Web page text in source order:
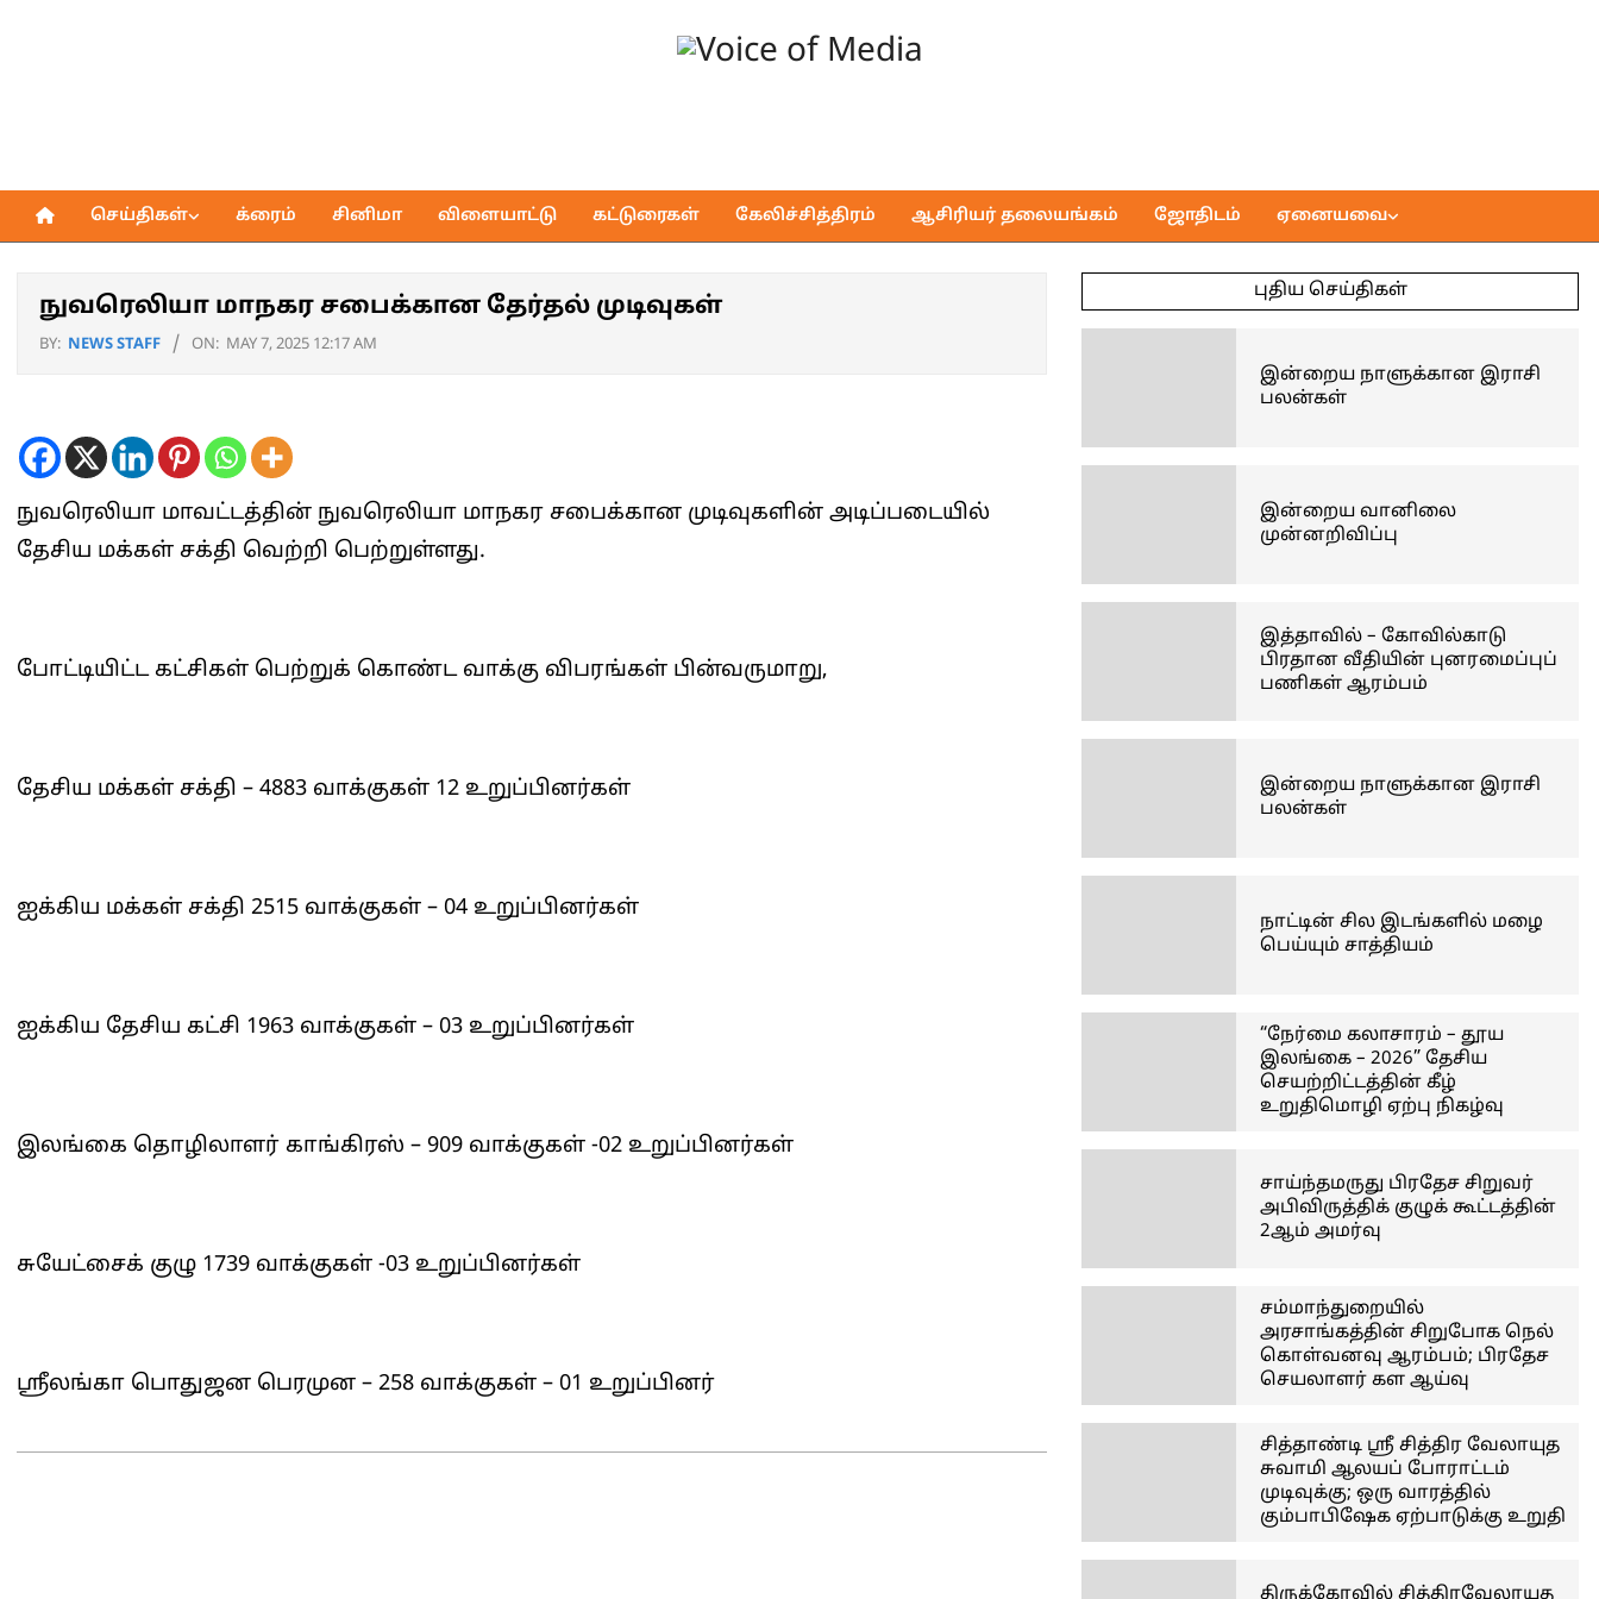
of
Media
Primary
செய்திகள் க்ரைம் சினிமா விளையாட்டு கட்டுரைகள் கேலிச்சித்திரம் ஆசிரியர் தலையங்கம் ஜோதிடம் ஏனையவை
நுவரெலியா மாநகர சபைக்கான தேர்தல் முடிவுகள்
BY: NEWS STAFF ON: MAY 7, 2025 12:17 AM
நுவரெலியா மாவட்டத்தின் நுவரெலியா மாநகர சபைக்கான முடிவுகளின் அடிப்படையில்
தேசிய மக்கள் சக்தி வெற்றி பெற்றுள்ளது.
போட்டியிட்ட கட்சிகள் பெற்றுக் கொண்ட வாக்கு விபரங்கள் பின்வருமாறு,
தேசிய மக்கள் சக்தி – 4883 வாக்குகள் 12 உறுப்பினர்கள்
ஐக்கிய மக்கள் சக்தி 2515 வாக்குகள் – 04 உறுப்பினர்கள்
ஐக்கிய தேசிய கட்சி 1963 வாக்குகள் – 03 உறுப்பினர்கள்
இலங்கை தொழிலாளர் காங்கிரஸ் – 909 வாக்குகள் -02 உறுப்பினர்கள்
சுயேட்சைக் குழு 1739 வாக்குகள் -03 உறுப்பினர்கள்
ஸ்ரீலங்கா பொதுஜன பெரமுன – 258 வாக்குகள் – 01 உறுப்பினர்
புதிய செய்திகள்
இன்றைய நாளுக்கான இராசி
பலன்கள்
இன்றைய வானிலை
முன்னறிவிப்பு
இத்தாவில் – கோவில்காடு
பிரதான வீதியின் புனரமைப்புப்
பணிகள் ஆரம்பம்
இன்றைய நாளுக்கான இராசி
பலன்கள்
நாட்டின் சில இடங்களில் மழை
பெய்யும் சாத்தியம்
“நேர்மை கலாசாரம் – தூய
இலங்கை – 2026” தேசிய
செயற்றிட்டத்தின் கீழ்
உறுதிமொழி ஏற்பு நிகழ்வு
சாய்ந்தமருது பிரதேச சிறுவர்
அபிவிருத்திக் குழுக் கூட்டத்தின்
2ஆம் அமர்வு
சம்மாந்துறையில்
அரசாங்கத்தின் சிறுபோக நெல்
கொள்வனவு ஆரம்பம்; பிரதேச
செயலாளர் கள ஆய்வு
சித்தாண்டி ஸ்ரீ சித்திர வேலாயுத
சுவாமி ஆலயப் போராட்டம்
முடிவுக்கு; ஒரு வாரத்தில்
கும்பாபிஷேக ஏற்பாடுக்கு உறுதி